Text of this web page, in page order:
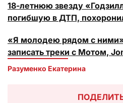
18-летнюю звезду
погибшую в ДТП,
«Я молодею рядом с
записать треки с Мотом,
Разуменко Екатерина